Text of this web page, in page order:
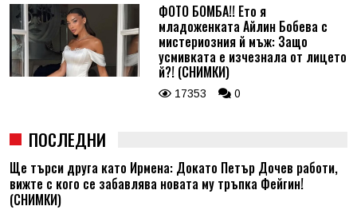
ФОТО БОМБА!! Ето я
младоженката Айлин Бобева с
мистериозния й мъж: Защо
усмивката е изчезнала от лицето
й?! (СНИМКИ)
17353 0
ПОСЛЕДНИ
Ще търси друга като Ирмена: Докато Петър Дочев работи,
вижте с кого се забавлява новата му тръпка Фейгин!
(СНИМКИ)